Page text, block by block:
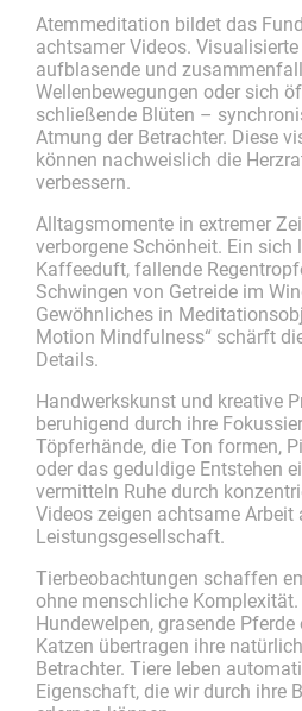
Atemmeditation bildet das
achtsamer Videos.
aufblasende und
Wellenbewegungen oder sich
schließende Blüten –
Atmung der Betrachter. Diese
können nachweislich die
verbessern.
Alltagsmomente in extremer
verborgene Schönheit. Ein
Kaffeeduft, fallende
Schwingen von Getreide im
Gewöhnliches in
Motion Mindfulness“ schärft
Details.
Handwerkskunst und kreative
beruhigend durch ihre
Töpferhände, die Ton formen,
oder das geduldige Entstehen
vermitteln Ruhe durch
Videos zeigen achtsame Arbeit
Leistungsgesellschaft.
Tierbeobachtungen schaffen
ohne menschliche Komplexität.
Hundewelpen, grasende
Katzen übertragen ihre
Betrachter. Tiere leben
Eigenschaft, die wir durch ihre